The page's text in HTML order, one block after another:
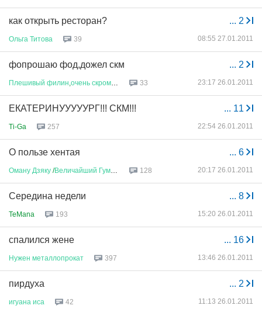
... 2
как открыть ресторан?
Ольга Титова 39 08:55 27.01.2011
... 2
фопрошаю фод,дожел скм
Плешивый филин очень скромный 33 23:17 26.01.2011
... 11
ЕКАТЕРИНУУУУУРГ!!! СКМ!!!
Ti-Ga 257 22:54 26.01.2011
... 6
О пользе хентая
Оману Дзяку /Величайший Гумани 128 20:17 26.01.2011
... 8
Середина недели
TeMana 193 15:20 26.01.2011
... 16
спалился жене
Нужен металлопрокат 397 13:46 26.01.2011
... 2
пирдуха
игуана иса 42 11:13 26.01.2011